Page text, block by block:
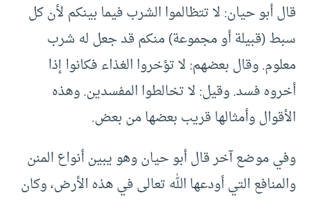
قال أبو حيان: لا تتظالموا الشرب فيما بينكم لأن كل
سبط (قبيلة أو مجموعة) منكم قد جعل له شرب
معلوم. وقال بعضهم: لا تؤخروا الغذاء فكانوا إذا
أخروه فسد. وقيل: لا تخالطوا المفسدين. وهذه
الأقوال وأمثالها قريب بعضها من بعض.
وفي موضع آخر قال أبو حيان وهو يبين أنواع المنن
والمنافع التي أودعها الله تعالى في هذه الأرض، وكان